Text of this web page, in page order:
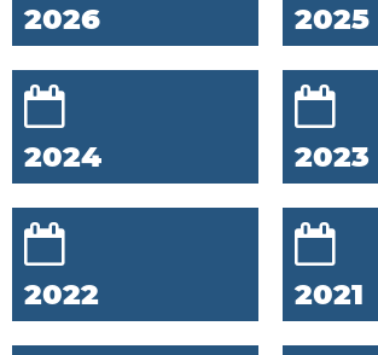
2026 2025
2024 2023
2022 2021